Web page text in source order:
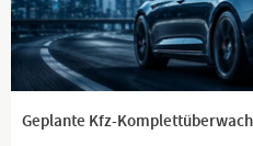
Geplante Kfz-